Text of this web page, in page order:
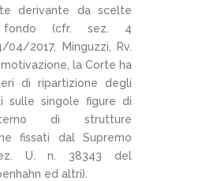
derivante da scelte
fondo (cfr. sez. 4
2017, Minguzzi, Rv.
motivazione, la Corte ha
di ripartizione degli
sulle singole figure di
di strutture
fissati dal Supremo
U. n. 38343 del
ed altri).